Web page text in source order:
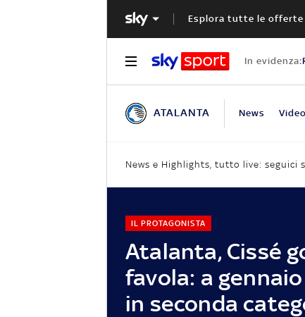
Esplora tutte le offerte
In evidenza:
ATALANTA News Video
News e Highlights, tutto live: seguici
Atalanta, Cissé
favola: a
in seconda
IL PROTAGONISTA